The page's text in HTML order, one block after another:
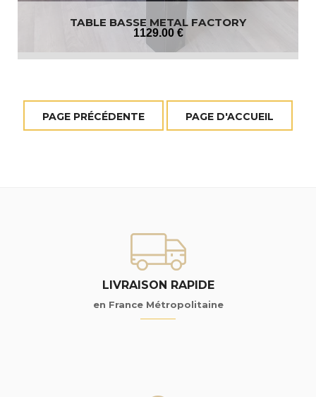
TABLE BASSE METAL FACTORY
1129.00 €
LIVRAISON RAPIDE
en France Métropolitaine